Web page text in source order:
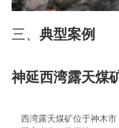
三、 典型案例
神延西湾露天煤
西湾露天煤矿位于神木